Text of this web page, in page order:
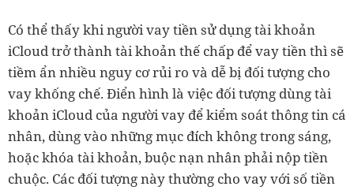
Có thể thấy khi người vay tiền sử dụng tài khoản
iCloud trở thành tài khoản thế chấp để vay tiền thì sẽ
tiềm ẩn nhiều nguy cơ rủi ro và dễ bị đối tượng cho
vay khống chế. Điển hình là việc đối tượng dùng tài
khoản iCloud của người vay để kiểm soát thông tin cá
nhân, dùng vào những mục đích không trong sáng,
hoặc khóa tài khoản, buộc nạn nhân phải nộp tiền
chuộc. Các đối tượng này thường cho vay với số tiền